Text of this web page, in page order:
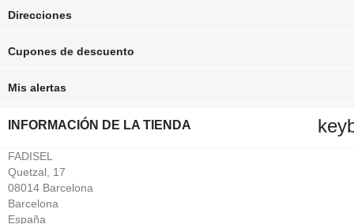
Direcciones
Cupones de descuento
Mis alertas
INFORMACIÓN DE LA TIENDA
FADISEL
Quetzal, 17
08014 Barcelona
Barcelona
España